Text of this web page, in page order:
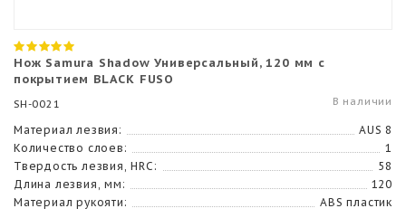
Нож Samura Shadow Универсальный, 120 мм с
покрытием BLACK FUSO
SH-0021 В наличии
Материал лезвия:
AUS 8
Количество слоев:
1
Твердость лезвия, HRC:
58
Длина лезвия, мм:
120
Материал рукояти:
ABS пластик